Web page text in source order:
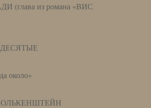
(глава из романа «ВИС
около»